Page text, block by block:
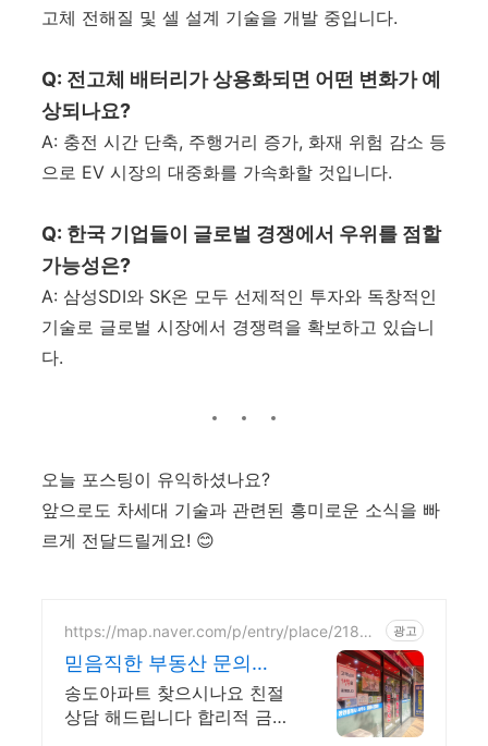
고체 전해질 및 셀 설계 기술을 개발 중입니다.
Q: 전고체 배터리가 상용화되면 어떤 변화가 예
상되나요?
A: 충전 시간 단축, 주행거리 증가, 화재 위험 감소 등
으로 EV 시장의 대중화를 가속화할 것입니다.
Q: 한국 기업들이 글로벌 경쟁에서 우위를 점할
가능성은?
A: 삼성SDI와 SK온 모두 선제적인 투자와 독창적인
기술로 글로벌 시장에서 경쟁력을 확보하고 있습니
다.
오늘 포스팅이 유익하셨나요?
앞으로도 차세대 기술과 관련된 흥미로운 소식을 빠
르게 전달드릴게요! 😊
https://map.naver.com/p/entry/place/21840
광고
믿음직한 부동산 문의
3137-3436
송도아파트 찾으시나요 친절
상담 해드립니다 합리적 금액